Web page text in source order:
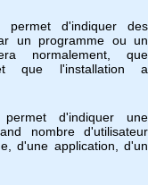
permet d'indiquer des
un programme ou un
normalement, que
que l'installation a
d'indiquer une
nombre d'utilisateur
d'une application, d'un